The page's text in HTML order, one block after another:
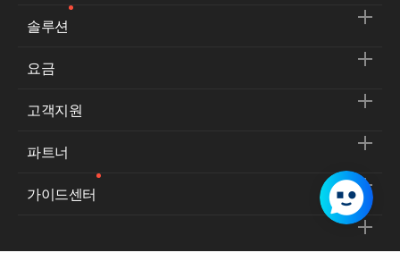
솔루션
요금
고객지원
파트너
가이드센터